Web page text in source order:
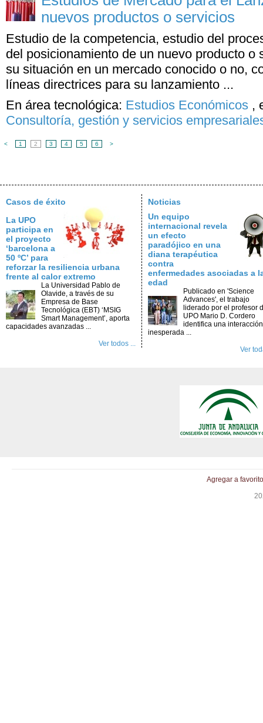
nuevos productos o servicios
Estudio de la competencia, estudio del
del posicionamiento de un nuevo producto o
su situación en un mercado conocido o no,
líneas directrices para su lanzamiento ...
En área tecnológica: Estudios Económicos ,
Consultoría, gestión y servicios
< 1 2 3 4 5 6 >
Casos de éxito
La UPO
participa en
el proyecto
‘barcelona a
50 ºC’ para
reforzar la resiliencia urbana
frente al calor extremo
La Universidad Pablo de
Olavide, a través de su
Empresa de Base
Tecnológica (EBT) ‘MSIG
Smart Management’, aporta
capacidades avanzadas ...
Ver todos ...
Noticias
Un equipo
internacional revela
un efecto
paradójico en una
diana terapéutica
contra
enfermedades asociadas a
edad
Publicado en 'Science
Advances', el trabajo
liderado por el profesor
UPO Mario D. Cordero
identifica una interacción
inesperada ...
Ver
Agregar a